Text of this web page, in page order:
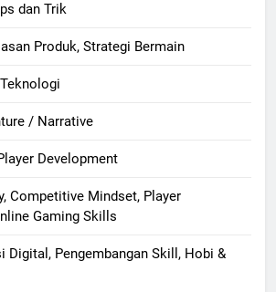
dan Trik
Produk, Strategi Bermain
/ Narrative
Development
Competitive Mindset, Player
Gaming Skills
Digital, Pengembangan Skill, Hobi &